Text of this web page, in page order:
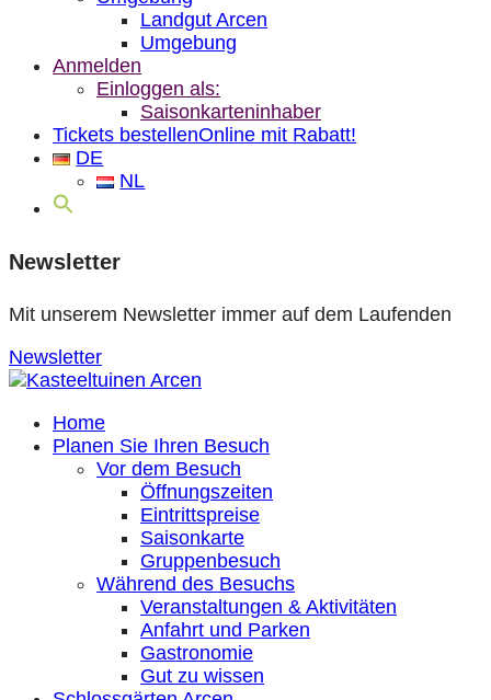
Landgut Arcen
Umgebung
Anmelden
Einloggen als:
Saisonkarteninhaber
Tickets bestellenOnline mit Rabatt!
DE
NL
Newsletter
Mit unserem Newsletter immer auf dem Laufenden
Newsletter
Home
Planen Sie Ihren Besuch
Vor dem Besuch
Öffnungszeiten
Eintrittspreise
Saisonkarte
Gruppenbesuch
Während des Besuchs
Veranstaltungen & Aktivitäten
Anfahrt und Parken
Gastronomie
Gut zu wissen